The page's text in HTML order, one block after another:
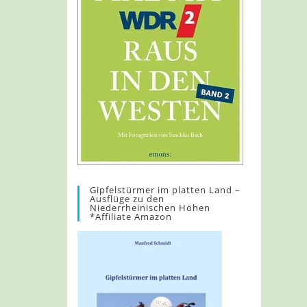
Gipfelstürmer im platten Land –
Ausflüge zu den
Niederrheinischen Höhen
*Affiliate Amazon